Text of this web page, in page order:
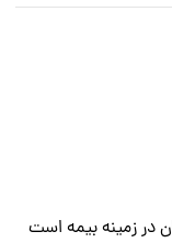
در زمینه بیمه است